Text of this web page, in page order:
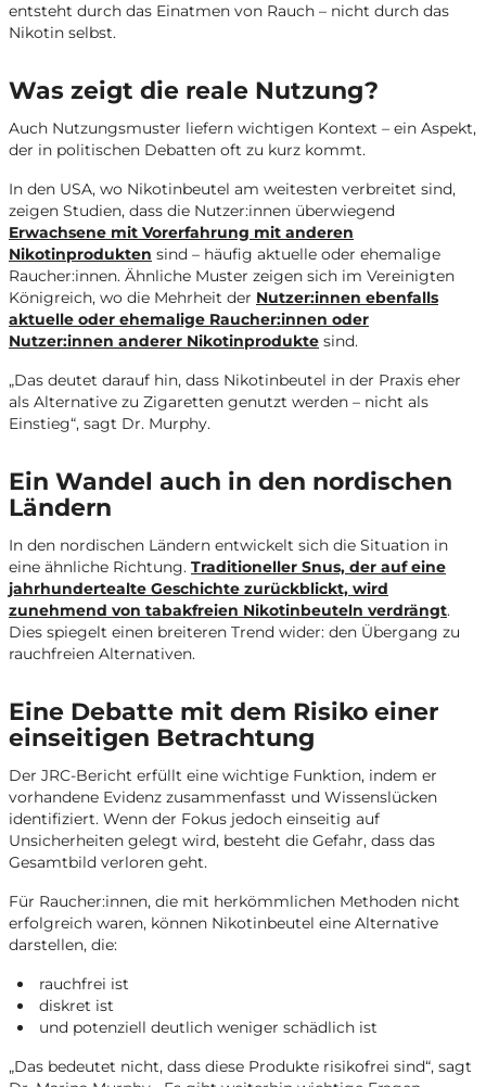
entsteht durch das Einatmen von Rauch – nicht durch das
Nikotin selbst.
Was zeigt die reale Nutzung?
Auch Nutzungsmuster liefern wichtigen Kontext – ein Aspekt,
der in politischen Debatten oft zu kurz kommt.
In den USA, wo Nikotinbeutel am weitesten verbreitet sind,
zeigen Studien, dass die Nutzer:innen überwiegend
Erwachsene mit Vorerfahrung mit anderen
Nikotinprodukten sind – häufig aktuelle oder ehemalige
Raucher:innen. Ähnliche Muster zeigen sich im Vereinigten
Königreich, wo die Mehrheit der Nutzer:innen ebenfalls
aktuelle oder ehemalige Raucher:innen oder
Nutzer:innen anderer Nikotinprodukte sind.
„Das deutet darauf hin, dass Nikotinbeutel in der Praxis eher
als Alternative zu Zigaretten genutzt werden – nicht als
Einstieg“, sagt Dr. Murphy.
Ein Wandel auch in den nordischen
Ländern
In den nordischen Ländern entwickelt sich die Situation in
eine ähnliche Richtung. Traditioneller Snus, der auf eine
jahrhundertealte Geschichte zurückblickt, wird
zunehmend von tabakfreien Nikotinbeuteln verdrängt.
Dies spiegelt einen breiteren Trend wider: den Übergang zu
rauchfreien Alternativen.
Eine Debatte mit dem Risiko einer
einseitigen Betrachtung
Der JRC-Bericht erfüllt eine wichtige Funktion, indem er
vorhandene Evidenz zusammenfasst und Wissenslücken
identifiziert. Wenn der Fokus jedoch einseitig auf
Unsicherheiten gelegt wird, besteht die Gefahr, dass das
Gesamtbild verloren geht.
Für Raucher:innen, die mit herkömmlichen Methoden nicht
erfolgreich waren, können Nikotinbeutel eine Alternative
darstellen, die:
rauchfrei ist
diskret ist
und potenziell deutlich weniger schädlich ist
„Das bedeutet nicht, dass diese Produkte risikofrei sind“, sagt